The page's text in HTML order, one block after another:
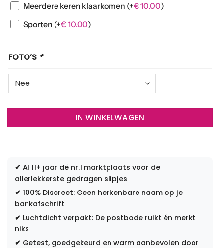
Meerdere keren klaarkomen (+€10.00)
Sporten (+€10.00)
FOTO’S *
IN WINKELWAGEN
✔ Al 11+ jaar dé nr.1 marktplaats voor de
allerlekkerste gedragen slipjes
✔ 100% Discreet: Geen herkenbare naam op je
bankafschrift
✔ Luchtdicht verpakt: De postbode ruikt én merkt
niks
✔ Getest, goedgekeurd en warm aanbevolen door